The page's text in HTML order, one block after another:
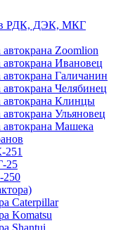
РДК, ДЭК, МКГ
Zoomlion
Ивановец
Галичанин
Челябинец
автокрана Клинцы
Ульяновец
Машека
251
25
250
Caterpillar
Komatsu
Shantui